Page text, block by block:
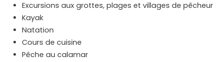
Excursions aux grottes, plages et villages de pêcheur
Kayak
Natation
Cours de cuisine
Pêche au calamar